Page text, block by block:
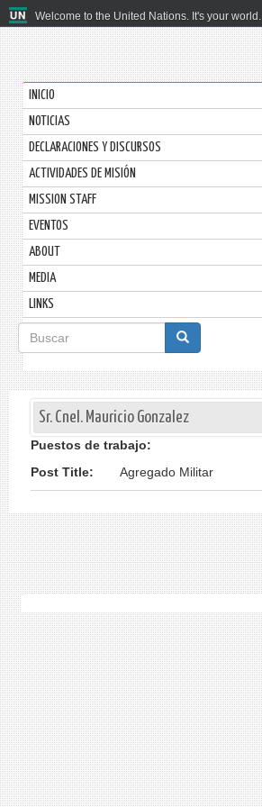
Welcome to the United Nations. It's your world.
INICIO
NOTICIAS
DECLARACIONES Y DISCURSOS
ACTIVIDADES DE MISIÓN
MISSION STAFF
EVENTOS
ABOUT
MEDIA
LINKS
Formulario
de
búsqueda
Buscar
Sr. Cnel. Mauricio Gonzalez
Puestos de trabajo:
Post Title:
Agregado Militar